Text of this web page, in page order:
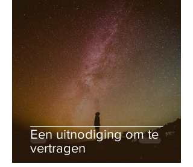
Een uitnodiging om te
vertragen